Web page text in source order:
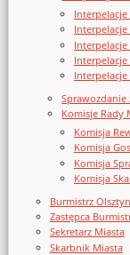
Interpelacje
Interpelacje
Interpelacje
Interpelacje
Interpelacje
Sprawozdanie
Komisje Rady
Komisja
Komisja
Komisja
Komisja
Burmistrz
Zastępca
Sekretarz Miasta
Skarbnik Miasta